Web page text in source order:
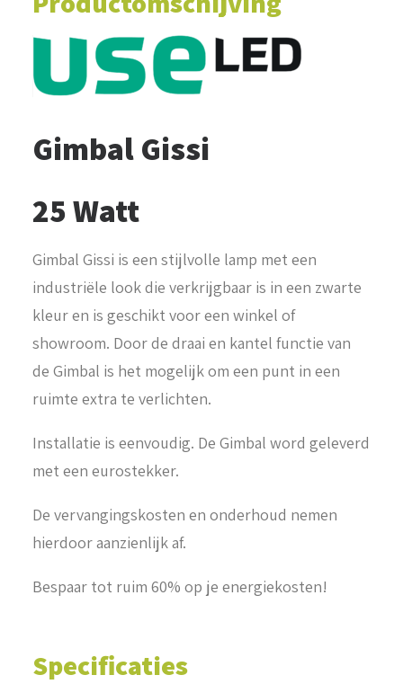
Gimbal Gissi
25 Watt
Gimbal Gissi is een stijlvolle lamp met een
industriële look die verkrijgbaar is in een zwarte
kleur en is geschikt voor een winkel of
showroom. Door de draai en kantel functie van
de Gimbal is het mogelijk om een punt in een
ruimte extra te verlichten.
Installatie is eenvoudig. De Gimbal word geleverd
met een eurostekker.
De vervangingskosten en onderhoud nemen
hierdoor aanzienlijk af.
Bespaar tot ruim 60% op je energiekosten!
Specificaties